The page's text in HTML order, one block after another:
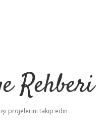
Rehberi
işi projelerini takip edin